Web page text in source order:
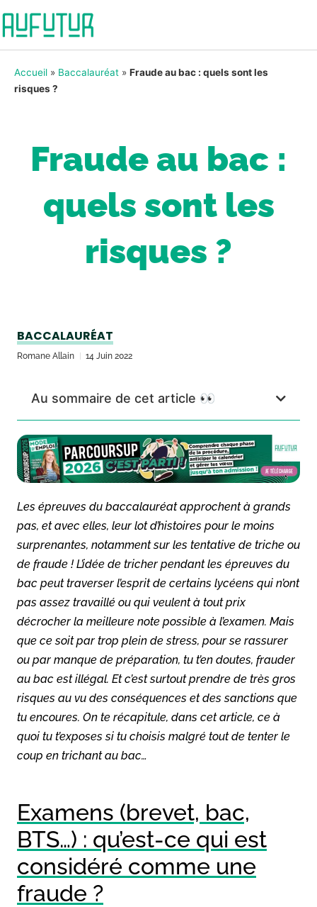
Accueil » Baccalauréat » Fraude au bac : quels sont les
risques ?
Fraude au bac :
quels sont les
risques ?
BACCALAURÉAT
Romane Allain 14 Juin 2022
Au sommaire de cet article 👀
Les épreuves du baccalauréat approchent à grands
pas, et avec elles, leur lot d’histoires pour le moins
surprenantes, notamment sur les tentative de triche ou
de fraude ! L’idée de tricher pendant les épreuves du
bac peut traverser l’esprit de certains lycéens qui n’ont
pas assez travaillé ou qui veulent à tout prix
décrocher la meilleure note possible à l’examen. Mais
que ce soit par trop plein de stress, pour se rassurer
ou par manque de préparation, tu t’en doutes, frauder
au bac est illégal. Et c’est surtout prendre de très gros
risques au vu des conséquences et des sanctions que
tu encoures. On te récapitule, dans cet article, ce à
quoi tu t’exposes si tu choisis malgré tout de tenter le
coup en trichant au bac…
Examens (brevet, bac,
BTS…) : qu’est-ce qui est
considéré comme une
fraude ?